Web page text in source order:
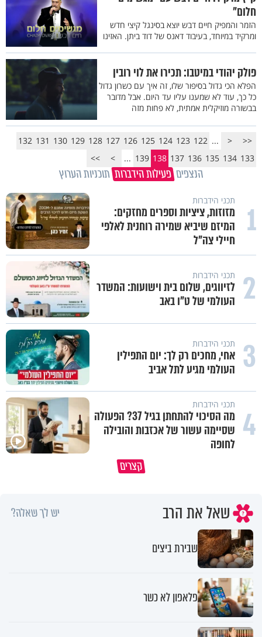
חלום"
הזמר והמפיק חיים דבש יוצא בסינגל קיצי חדש
ומרקיד במיוחד, בעיבוד דאנס של דוד ביתן. האזינו
פולק יהודי במיטבו: תכירו את לוי רובין
הפלא הכי גדול בסיפור שלו, זה איך עם כשרון גדול
כל כך, עוד לא שמענו עליו עד היום. אבל מדובר
בבשורה מוזיקלית אמתית, לא פחות מזה
<<
<
...
122
123
124
125
126
127
128
129
130
131
132
133
134
135
136
137
138
139
...
>
>>
הנצפים פעילות הידברות תוכניות הערוץ
1 תכני הידברות
מזוזות, ציציות וספרים מחזקים:
המיזם שיביא שמירה רוחנית לאלפי
חיילי צה"ל
2 תכני הידברות
לזיווגים, שלום בית וישועות: המשדר
העולמי של ט"ו באב
3 תכני הידברות
אחי, מחכים רק לך: יום התפילין
העולמי מגיע לתל אביב
4 תכני הידברות
מה הסיכוי להתחתן בגיל 37? הפעולה
שסיימה עשור של אכזבות והובילה
לחופה
קצרים
שאל את הרב יש לך שאלה?
שבירת ביצים
פלאפון לא כשר